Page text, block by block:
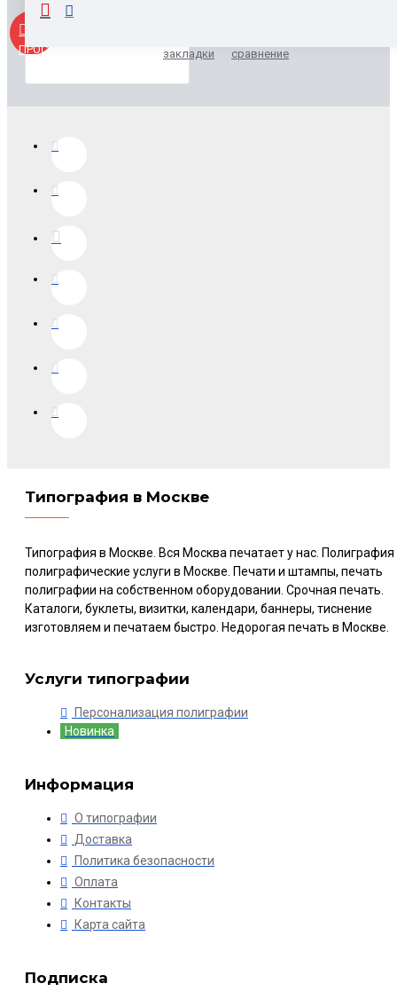
ПРОСМОТР
закладки
сравнение
Типография в Москве
Типография в Москве. Вся Москва печатает у нас. Полиграфия
полиграфические услуги в Москве. Печати и штампы, печать
полиграфии на собственном оборудовании. Срочная печать.
Каталоги, буклеты, визитки, календари, баннеры, тиснение
изготовляем и печатаем быстро. Недорогая печать в Москве.
Услуги типографии
Персонализация полиграфии
Новинка
Информация
О типографии
Доставка
Политика безопасности
Оплата
Контакты
Карта сайта
Подписка